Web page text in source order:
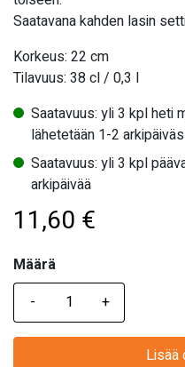
Saatavana kahden lasin
Korkeus: 22 cm
Tilavuus: 38 cl / 0,3 l
Saatavuus: yli 3 kpl heti
lähetetään 1-2
Saatavuus: yli 3 kpl
arkipäivää
11,60 €
Määrä
Määrä
Lisää